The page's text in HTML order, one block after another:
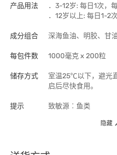
产品用法
．3-12岁: 每日1次，
．12岁以上: 每日1-2
成分组合 深海鱼油、明胶、甘
每包件数 1000毫克 x 200粒
储存方式
室温25℃以下，避光
启后尽快食用。
提示 致敏源︰鱼类
隐藏